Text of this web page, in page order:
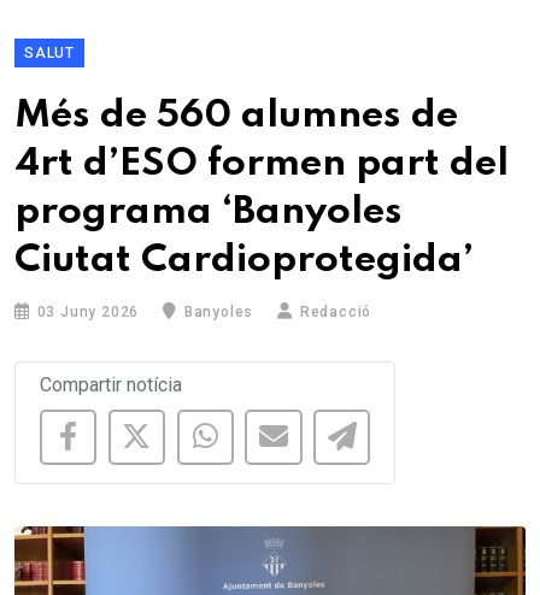
SALUT
Més de 560 alumnes de
4rt d’ESO formen part del
programa ‘Banyoles
Ciutat Cardioprotegida’
03 Juny 2026 Banyoles Redacció
Compartir notícia